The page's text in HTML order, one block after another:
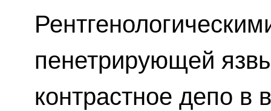
пенетрирующей
контрастное депо в